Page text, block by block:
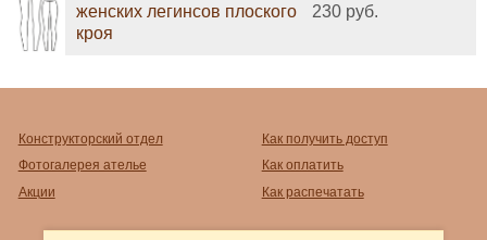
женских легинсов плоского
кроя
230 руб.
Конструкторский отдел
Фотогалерея ателье
Акции
Как получить доступ
Как оплатить
Как распечатать